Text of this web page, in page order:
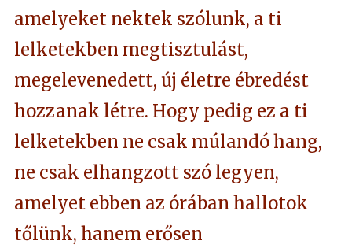
amelyeket nektek szólunk, a ti
lelketekben megtisztulást,
megelevenedett, új életre ébredést
hozzanak létre. Hogy pedig ez a ti
lelketekben ne csak múlandó hang,
ne csak elhangzott szó legyen,
amelyet ebben az órában hallotok
tőlünk, hanem erősen